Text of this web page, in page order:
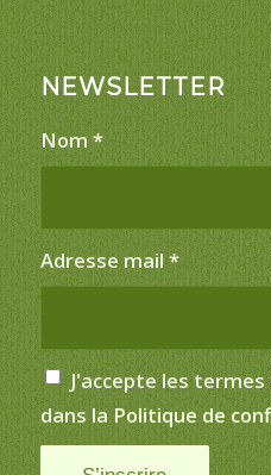
NEWSLETTER
Nom *
Adresse mail *
J'accepte les
dans la Politique de